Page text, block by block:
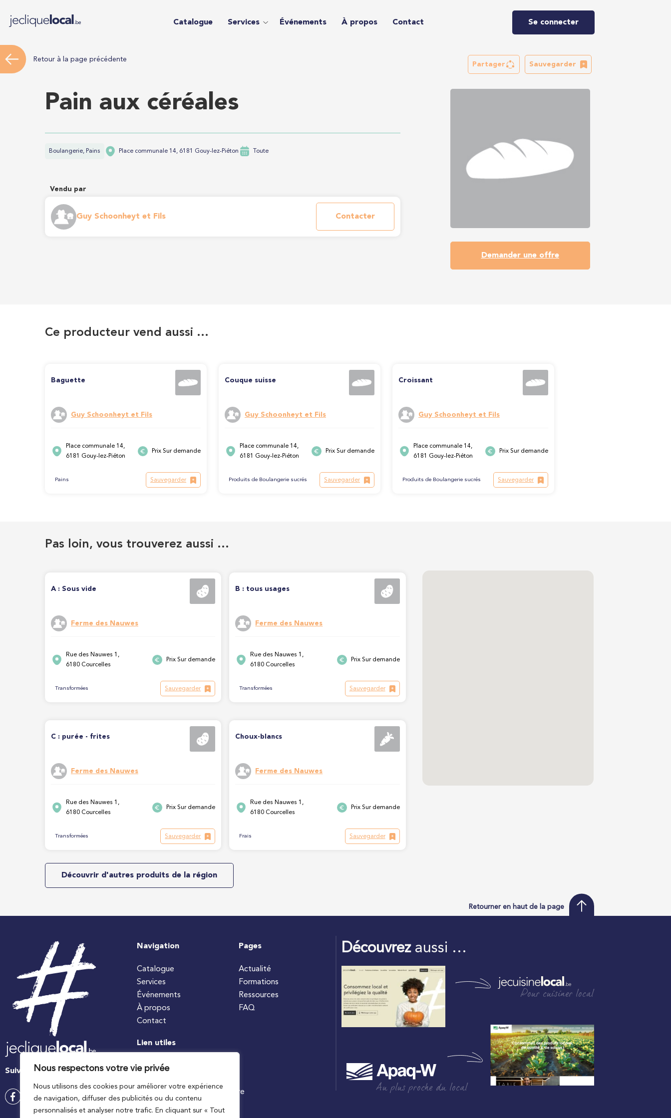
Nous respectons votre vie privée
Nous utilisons des cookies pour améliorer votre expérience
de navigation, diffuser des publicités ou du contenu
personnalisés et analyser notre trafic. En cliquant sur « Tout
Catalogue Services Événements À propos Contact Se connecter
Retour à la page précédente
Partager Sauvegarder
Pain aux céréales
Boulangerie, Pains Place communale 14, 6181 Gouy-lez-Piéton Toute
Vendu par
Guy Schoonheyt et Fils Contacter
Demander une offre
Ce producteur vend aussi …
Baguette
Guy Schoonheyt et Fils
Place communale 14,
6181 Gouy-lez-Piéton
Prix Sur demande
Pains Sauvegarder
Couque suisse
Guy Schoonheyt et Fils
Place communale 14,
6181 Gouy-lez-Piéton
Prix Sur demande
Produits de Boulangerie sucrés Sauvegarder
Croissant
Guy Schoonheyt et Fils
Place communale 14,
6181 Gouy-lez-Piéton
Prix Sur demande
Produits de Boulangerie sucrés Sauvegarder
Pas loin, vous trouverez aussi …
A : Sous vide
Ferme des Nauwes
Rue des Nauwes 1,
6180 Courcelles
Prix Sur demande
Transformées Sauvegarder
B : tous usages
Ferme des Nauwes
Rue des Nauwes 1,
6180 Courcelles
Prix Sur demande
Transformées Sauvegarder
C : purée - frites
Ferme des Nauwes
Rue des Nauwes 1,
6180 Courcelles
Prix Sur demande
Transformées Sauvegarder
Choux-blancs
Ferme des Nauwes
Rue des Nauwes 1,
6180 Courcelles
Prix Sur demande
Frais Sauvegarder
Découvrir d'autres produits de la région
Retourner en haut de la page
Suivez-nous
Navigation
Catalogue
Services
Événements
À propos
Contact
Pages
Actualité
Formations
Ressources
FAQ
Lien utiles
#jecuisinelocal
Ministre wallon de l’agriculture
Découvrezaussi …
Pour cuisiner local
Au plus proche du local